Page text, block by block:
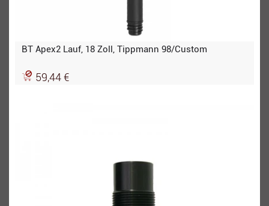
BT Apex2 Lauf, 18 Zoll, Tippmann 98/Custom
59,44 €